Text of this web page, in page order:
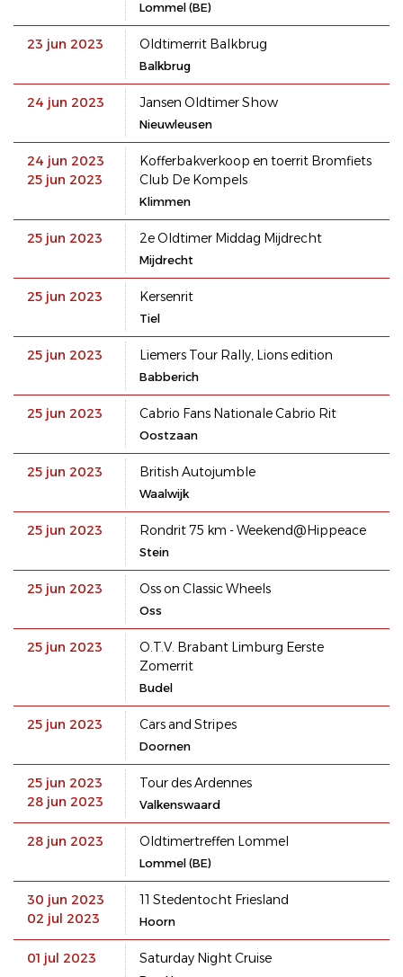
Lommel (BE)
23 jun 2023 Oldtimerrit Balkbrug
Balkbrug
24 jun 2023 Jansen Oldtimer Show
Nieuwleusen
24 jun 2023
25 jun 2023
Kofferbakverkoop en toerrit Bromfiets
Club De Kompels
Klimmen
25 jun 2023 2e Oldtimer Middag Mijdrecht
Mijdrecht
25 jun 2023 Kersenrit
Tiel
25 jun 2023 Liemers Tour Rally, Lions edition
Babberich
25 jun 2023 Cabrio Fans Nationale Cabrio Rit
Oostzaan
25 jun 2023 British Autojumble
Waalwijk
25 jun 2023 Rondrit 75 km - Weekend@Hippeace
Stein
25 jun 2023 Oss on Classic Wheels
Oss
25 jun 2023
O.T.V. Brabant Limburg Eerste
Zomerrit
Budel
25 jun 2023 Cars and Stripes
Doornen
25 jun 2023
28 jun 2023
Tour des Ardennes
Valkenswaard
28 jun 2023 Oldtimertreffen Lommel
Lommel (BE)
30 jun 2023
02 jul 2023
11 Stedentocht Friesland
Hoorn
01 jul 2023 Saturday Night Cruise